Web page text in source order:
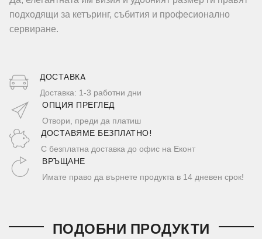
подходящи за кетъринг, събития и професионално
сервиране.
ДОСТАВКA
Доставка: 1-3 работни дни
ОПЦИЯ ПРЕГЛЕД
Отвори, преди да платиш
ДОСТАВЯМЕ БЕЗПЛАТНО!
С безплатна доставка до офис на Еконт
ВРЪЩАНЕ
Имате право да върнете продукта в 14 дневен срок!
ПОДОБНИ ПРОДУКТИ